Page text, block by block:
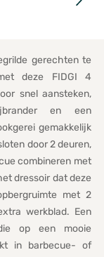
gerechten te
deze FIDGI 4
snel aansteken,
en een
gemakkelijk
door 2 deuren,
combineren met
dressoir dat deze
met 2
werkblad. Een
op een mooie
in barbecue- of